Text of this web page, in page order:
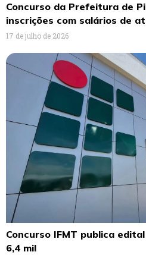
Concurso da Prefeitura de
inscrições com salários de
17 de julho de 2026
Concurso IFMT publica
6,4 mil